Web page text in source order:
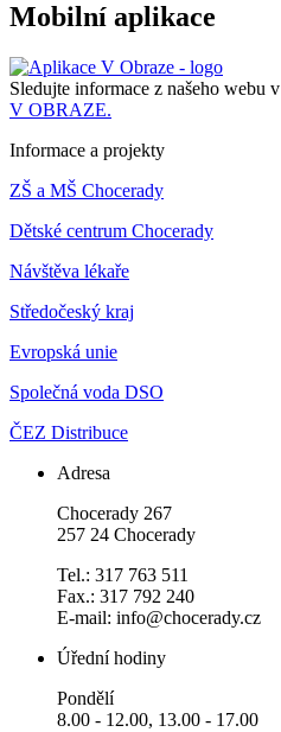
Mobilní aplikace
Sledujte informace z našeho webu v
V OBRAZE.
Informace a projekty
ZŠ a MŠ Chocerady
Dětské centrum Chocerady
Návštěva lékaře
Středočeský kraj
Evropská unie
Společná voda DSO
ČEZ Distribuce
Adresa
Chocerady 267
257 24 Chocerady
Tel.: 317 763 511
Fax.: 317 792 240
E-mail: info@chocerady.cz
Úřední hodiny
Pondělí
8.00 - 12.00, 13.00 - 17.00